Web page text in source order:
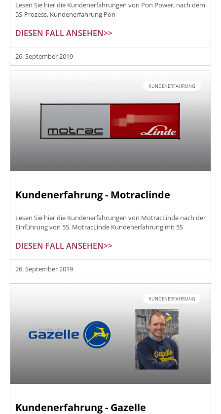
Lesen Sie hier die Kundenerfahrungen von Pon Power, nach dem
5S-Prozess. Kundenerfahrung Pon
DIESEN FALL ANSEHEN>>
26. September 2019
KUNDENERFAHRUNG
Kundenerfahrung - Motraclinde
Lesen Sie hier die Kundenerfahrungen von MotracLinde nach der
Einführung von 5S. MotracLinde Kundenerfahrung mit 5S
DIESEN FALL ANSEHEN>>
26. September 2019
KUNDENERFAHRUNG
Kundenerfahrung - Gazelle